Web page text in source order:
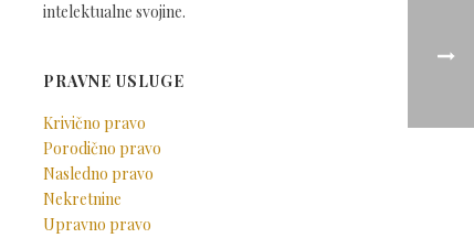
intelektualne svojine.
PRAVNE USLUGE
Krivično pravo
Porodično pravo
Nasledno pravo
Nekretnine
Upravno pravo